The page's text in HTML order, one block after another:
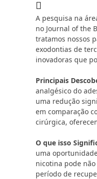
A pesquisa na
no Journal of the
tratamos nossos
exodontias de
inovadoras que
Principais
analgésico do
uma redução
em comparação
cirúrgica,
O que isso
uma
nicotina pode
período de